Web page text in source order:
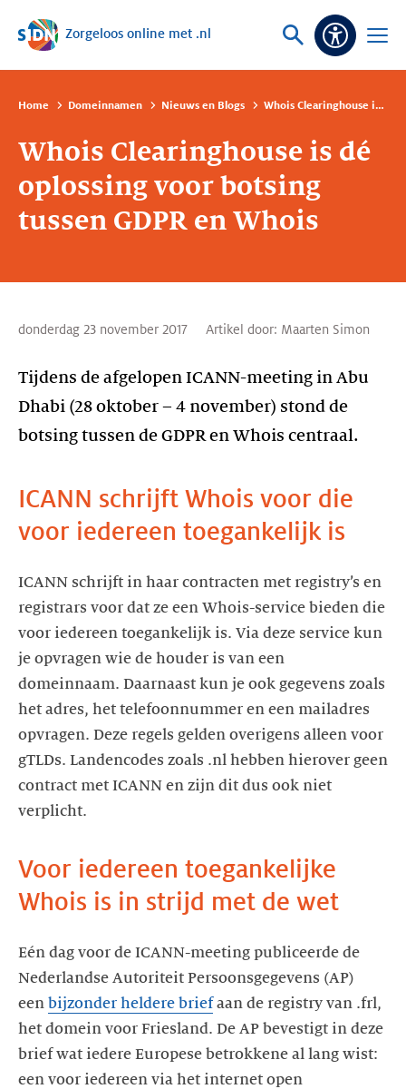
Sla navigatie over
Zorgeloos online met .nl
Vraag
Open
Home Domeinnamen Nieuws en Blogs Whois Clearinghouse is dé oplossing voor botsing tussen GDPR en Whois
Whois Clearinghouse is dé
oplossing voor botsing
tussen GDPR en Whois
donderdag 23 november 2017 Artikel door: Maarten Simon
Tijdens de afgelopen ICANN-meeting in Abu
Dhabi (28 oktober – 4 november) stond de
botsing tussen de GDPR en Whois centraal.
ICANN schrijft Whois voor die
voor iedereen toegankelijk is
ICANN schrijft in haar contracten met registry’s en
registrars voor dat ze een Whois-service bieden die
voor iedereen toegankelijk is. Via deze service kun
je opvragen wie de houder is van een
domeinnaam. Daarnaast kun je ook gegevens zoals
het adres, het telefoonnummer en een mailadres
opvragen. Deze regels gelden overigens alleen voor
gTLDs. Landencodes zoals .nl hebben hierover geen
contract met ICANN en zijn dit dus ook niet
verplicht.
Voor iedereen toegankelijke
Whois is in strijd met de wet
Eén dag voor de ICANN-meeting publiceerde de
Nederlandse Autoriteit Persoonsgegevens (AP)
een bijzonder heldere briefaan de registry van .frl,
het domein voor Friesland. De AP bevestigt in deze
brief wat iedere Europese betrokkene al lang wist:
een voor iedereen via het internet open